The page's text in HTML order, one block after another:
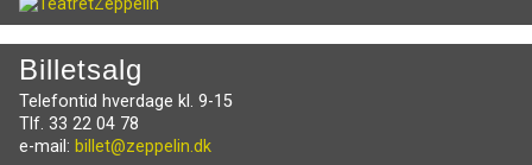
Billetsalg
Telefontid hverdage kl. 9-15
Tlf. 33 22 04 78
e-mail: billet@zeppelin.dk